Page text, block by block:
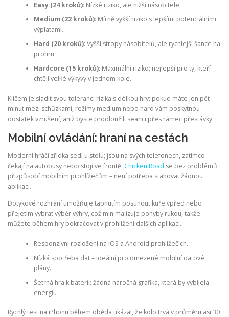
Easy (24 kroků): Nízké riziko, ale nižší násobitele.
Medium (22 kroků): Mírně vyšší riziko s lepšími potenciálními
výplatami.
Hard (20 kroků): Vyšší stropy násobitelů, ale rychlejší šance na
prohru.
Hardcore (15 kroků): Maximální riziko; nejlepší pro ty, kteří
chtějí velké výkyvy v jednom kole.
Klíčem je sladit svou toleranci rizika s délkou hry: pokud máte jen pět
minut mezi schůzkami, režimy medium nebo hard vám poskytnou
dostatek vzrušení, aniž byste prodloužili seanci přes rámec přestávky.
Mobilní ovládání: hraní na cestách
Moderní hráči zřídka sedí u stolu; jsou na svých telefonech, zatímco
čekají na autobusy nebo stojí ve frontě. Chicken Road se bez problémů
přizpůsobí mobilním prohlížečům – není potřeba stahovat žádnou
aplikaci.
Dotykové rozhraní umožňuje tapnutím posunout kuře vpřed nebo
přejetím vybrat výběr výhry, což minimalizuje pohyby rukou, takže
můžete během hry pokračovat v prohlížení dalších aplikací.
Responzivní rozložení na iOS a Android prohlížečích.
Nízká spotřeba dat – ideální pro omezené mobilní datové
plány.
Šetrná hra k baterii; žádná náročná grafika, která by vybíjela
energii.
Rychlý test na iPhonu během oběda ukázal, že kolo trvá v průměru asi 30